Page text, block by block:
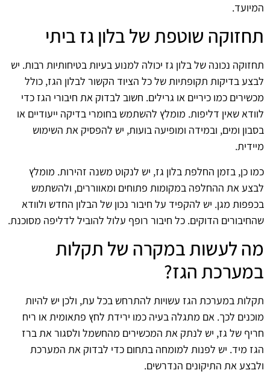
המיועד.
תחזוקה שוטפת של בלון גז ביתי
תחזוקה נכונה של בלון גז יכולה למנוע בעיות בטיחותיות רבות. יש
לבצע בדיקות תקופתיות של כל הציוד הקשור לבלון הגז, כולל
מכשירים כמו כיריים או גרילים. חשוב לבדוק את חיבורי הגז כדי
לוודא שאין דליפות. מומלץ להשתמש בחומרי בדיקה ייעודיים או
בסבון ומים, ובמידה ומופיעה בועות, יש להפסיק את השימוש
מיידית.
כמו כן, בזמן החלפת בלון גז, יש לנקוט משנה זהירות. מומלץ
לבצע את ההחלפה במקומות פתוחים ומאווררים, ולהשתמש
בכפפות מגן. יש להקפיד על חיבור נכון של הבלון החדש ולוודא
שהחיבורים הדוקים. כל חיבור רופף עלול להוביל לדליפה מסוכנת.
מה לעשות במקרה של תקלות
במערכת הגז?
תקלות במערכת הגז עשויות להתרחש בכל עת, ולכן יש להיות
מוכנים לכך. אם מתגלה בעיה כמו ירידת לחץ פתאומית או ריח
חריף של גז, יש לנתק את המכשירים מהחשמל ולסגור את ברז
הגז מיד. יש לפנות למומחה בתחום כדי לבדוק את המערכת
ולבצע את התיקונים הנדרשים.